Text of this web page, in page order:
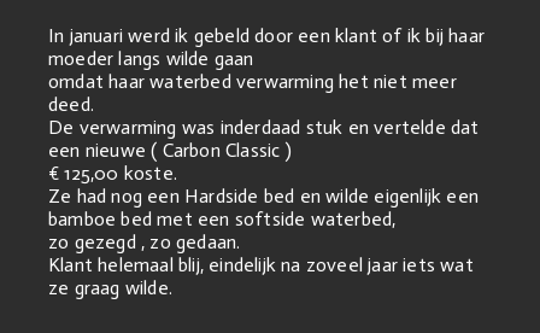
In januari werd ik gebeld door een klant of ik bij haar
moeder langs wilde gaan
omdat haar waterbed verwarming het niet meer
deed.
De verwarming was inderdaad stuk en vertelde dat
een nieuwe ( Carbon Classic )
€ 125,00 koste.
Ze had nog een Hardside bed en wilde eigenlijk een
bamboe bed met een softside waterbed,
zo gezegd , zo gedaan.
Klant helemaal blij, eindelijk na zoveel jaar iets wat
ze graag wilde.